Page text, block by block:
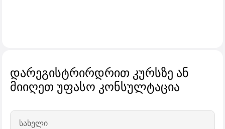
დარეგისტრირდრით კურსზე ან
მიიღეთ უფასო კონსულტაცია
სახელი